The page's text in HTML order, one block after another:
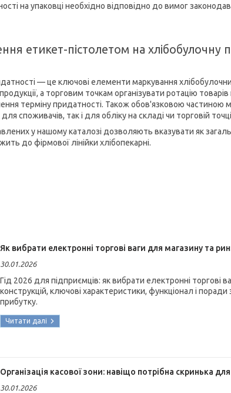
на упаковці необхідно відповідно до вимог
етикет-пістолетом на хлібобулочну
— це ключові елементи маркування
а торговим точкам організувати ротацію
терміну придатності. Також обов'язковою частиною
споживачів, так і для обліку на складі чи торговій
у нашому каталозі дозволяють вказувати як
до фірмової лінійки хлібопекарні.
Як вибрати електронні торгові ваги для магазину та
30.01.2026
Гід 2026 для підприємців: як вибрати електронні торгові
конструкцій, ключові характеристики, функціонал і поради
прибутку.
Організація касової зони: навіщо потрібна скринька
30.01.2026